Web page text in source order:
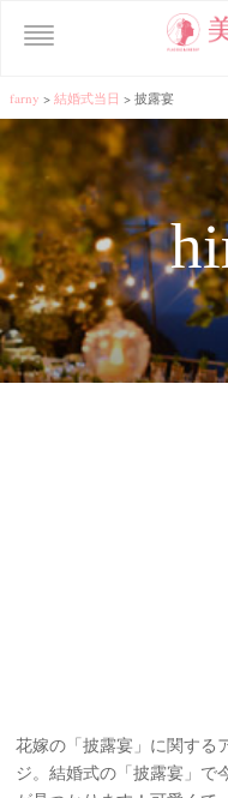
farny > 結婚式当日 > 披露宴
花嫁の「披露宴」に関する
ジ。結婚式の「披露宴」で